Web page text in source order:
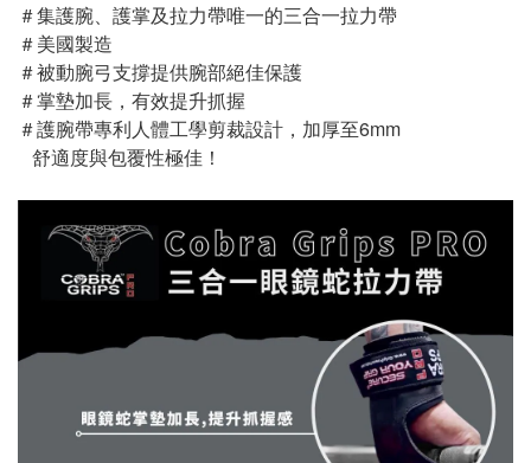
＃集護腕、護掌及拉力帶唯一的三合一拉力帶
＃美國製造
＃被動腕弓支撐提供腕部絕佳保護
＃掌墊加長，有效提升抓握
＃護腕帶專利人體工學剪裁設計，加厚至6mm
   舒適度與包覆性極佳！